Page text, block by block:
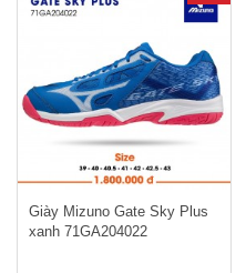
Giày Mizuno Gate Sky Plus
xanh 71GA204022